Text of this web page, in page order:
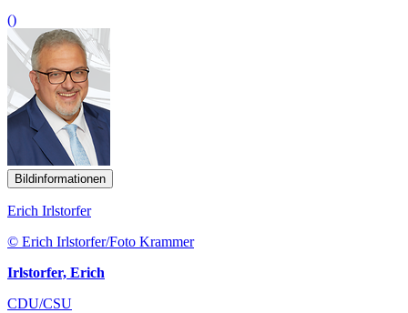
()
Bildinformationen
Erich Irlstorfer
© Erich Irlstorfer/Foto Krammer
Irlstorfer, Erich
CDU/CSU